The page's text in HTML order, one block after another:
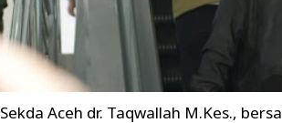
Sekda Aceh dr. Taqwallah M.Kes.,